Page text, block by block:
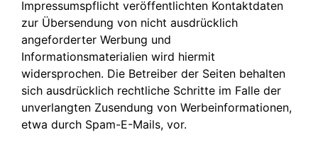
Impressumspflicht veröffentlichten Kontaktdaten
zur Übersendung von nicht ausdrücklich
angeforderter Werbung und
Informationsmaterialien wird hiermit
widersprochen. Die Betreiber der Seiten behalten
sich ausdrücklich rechtliche Schritte im Falle der
unverlangten Zusendung von Werbeinformationen,
etwa durch Spam-E-Mails, vor.